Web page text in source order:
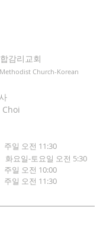
감리교회
Church-Korean
Choi
전 11:30
일-토요일 오전 5:30
전 10:00
일 오전 11:30